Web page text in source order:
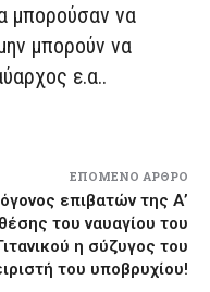
μπορούσαν να
μπορούν να
ε.α..
ΕΠΌΜΕΝΟ ΆΡΘΡΟ
επιβατών της Α’
θέσης του ναυαγίου του
η σύζυγος του
του υποβρυχίου!